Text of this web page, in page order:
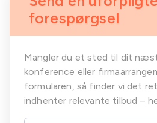
forespørgsel
Mangler du et sted til dit
konference eller
formularen, så finder vi det
indhenter relevante tilbud –